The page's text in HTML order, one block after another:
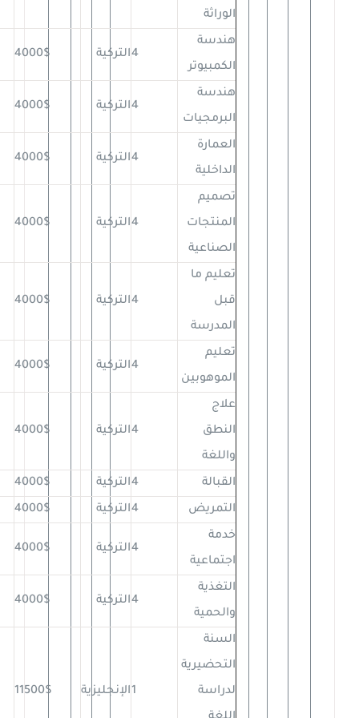
الوراثة
هندسة
الكمبيوتر
4التركية 4000$
هندسة
البرمجيات
4التركية 4000$
العمارة
الداخلية
4التركية 4000$
تصميم
المنتجات
الصناعية
4التركية 4000$
تعليم ما
قبل
المدرسة
4التركية 4000$
تعليم
الموهوبين
4التركية 4000$
علاج
النطق
واللغة
4التركية 4000$
القبالة 4التركية 4000$
التمريض 4التركية 4000$
خدمة
اجتماعية
4التركية 4000$
التغذية
والحمية
4التركية 4000$
السنة
التحضيرية
لدراسة
1الإنجليزية 11500$